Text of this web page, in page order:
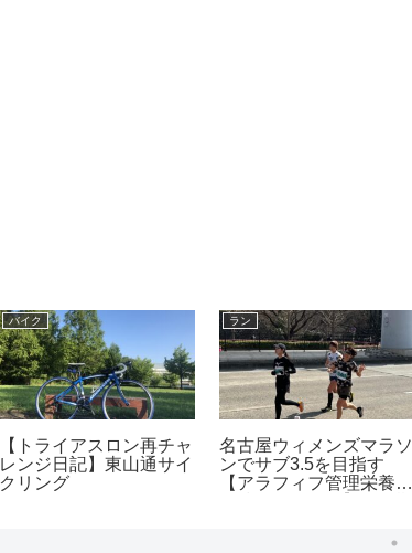
バイク
【トライアスロン再チャ
レンジ日記】東山通サイ
クリング
ラン
名古屋ウィメンズマラソ
ンでサブ3.5を目指す
【アラフィフ管理栄養士